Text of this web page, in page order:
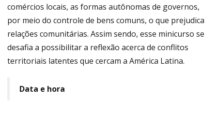
comércios locais, as formas autônomas de governos,
por meio do controle de bens comuns, o que prejudica
relações comunitárias. Assim sendo, esse minicurso se
desafia a possibilitar a reflexão acerca de conflitos
territoriais latentes que cercam a América Latina.
Data e hora